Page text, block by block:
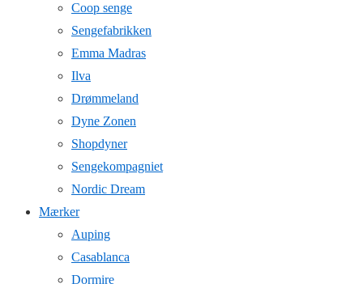
Coop senge
Sengefabrikken
Emma Madras
Ilva
Drømmeland
Dyne Zonen
Shopdyner
Sengekompagniet
Nordic Dream
Mærker
Auping
Casablanca
Dormire